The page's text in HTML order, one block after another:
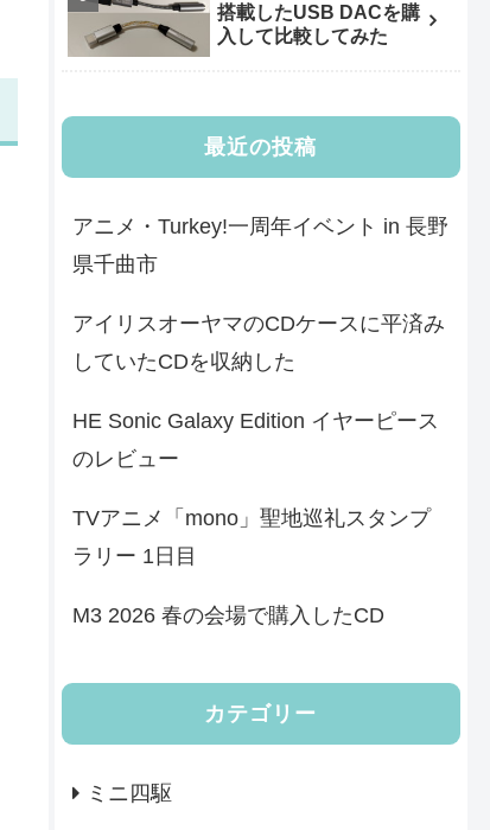
搭載したUSB DACを購
入して比較してみた
最近の投稿
アニメ・Turkey!一周年イベント in 長野
県千曲市
アイリスオーヤマのCDケースに平済み
していたCDを収納した
HE Sonic Galaxy Edition イヤーピース
のレビュー
TVアニメ「mono」聖地巡礼スタンプ
ラリー 1日目
M3 2026 春の会場で購入したCD
カテゴリー
ミニ四駆